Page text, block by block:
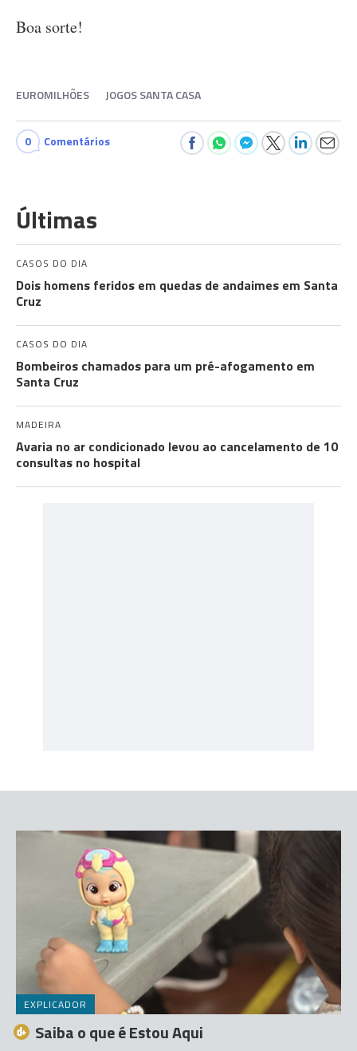
Boa sorte!
EUROMILHÕES JOGOS SANTA CASA
0 Comentários
Últimas
CASOS DO DIA
Dois homens feridos em quedas de andaimes em Santa
Cruz
CASOS DO DIA
Bombeiros chamados para um pré-afogamento em
Santa Cruz
MADEIRA
Avaria no ar condicionado levou ao cancelamento de 10
consultas no hospital
EXPLICADOR
Saiba o que é Estou Aqui